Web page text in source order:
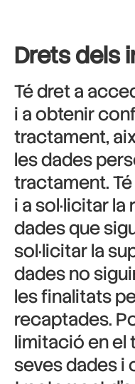
Drets dels
Té dret a
i a obtenir
tractament,
les dades
tractament.
i a sol·licitar
dades que
sol·licitar la
dades no
les finalitats
recaptades.
limitació en el
seves dades i